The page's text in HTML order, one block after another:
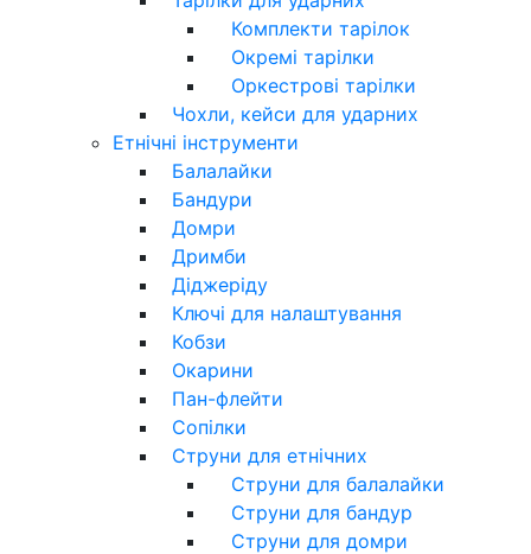
Комплекти тарілок
Окремі тарілки
Оркестрові тарілки
Чохли, кейси для ударних
Етнічні інструменти
Балалайки
Бандури
Домри
Дримби
Діджеріду
Ключі для налаштування
Кобзи
Окарини
Пан-флейти
Сопілки
Струни для етнічних
Струни для балалайки
Струни для бандур
Струни для домри